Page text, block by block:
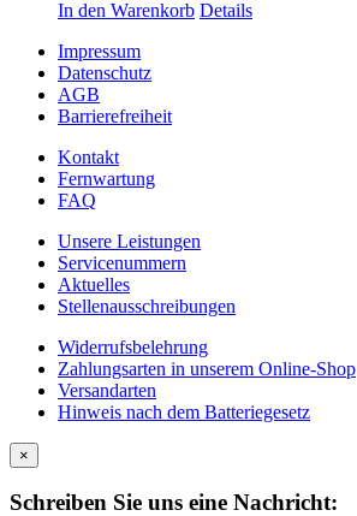
In den Warenkorb Details
Impressum
Datenschutz
AGB
Barrierefreiheit
Kontakt
Fernwartung
FAQ
Unsere Leistungen
Servicenummern
Aktuelles
Stellenausschreibungen
Widerrufsbelehrung
Zahlungsarten in unserem Online-Shop
Versandarten
Hinweis nach dem Batteriegesetz
×
Schreiben Sie uns eine Nachricht: